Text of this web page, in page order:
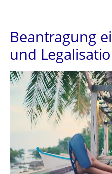
Beantragung
und